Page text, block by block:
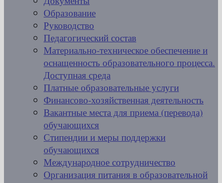
Образование
Руководство
Педагогический состав
Материально-техническое обеспечение и
оснащенность образовательного процесса.
Доступная среда
Платные образовательные услуги
Финансово-хозяйственная деятельность
Вакантные места для приема (перевода)
обучающихся
Стипендии и меры поддержки
обучающихся
Международное сотрудничество
Организация питания в образовательной